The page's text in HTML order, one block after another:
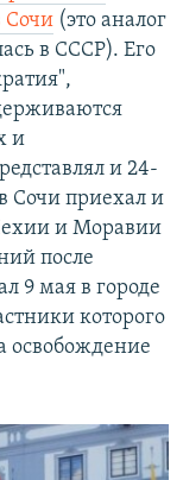
Сочи (это аналог
в СССР). Его
и
и 24-
Сочи приехал и
и Моравии
после
9 мая в городе
которого
освобождение